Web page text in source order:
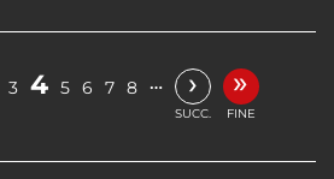
3 4 5 6 7 8 … ›
SUCC.
»
FINE